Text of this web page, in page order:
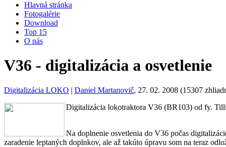
Hlavná stránka
Fotogalérie
Download
Top 15
O nás
V36 - digitalizácia a osvetlenie
Digitalizácia LOKO | Daniel Martanovič, 27. 02. 2008 (15307
Digitalizácia lokotraktora V36 (BR103) od fy.
Na doplnenie osvetlenia do V36 počas
zaradenie leptaných doplnkov, ale až takúto úpravu som na teraz